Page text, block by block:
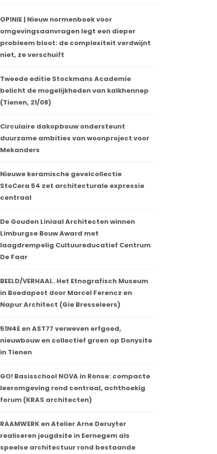
OPINIE | Nieuw normenboek voor
omgevingsaanvragen legt een dieper
probleem bloot: de complexiteit verdwijnt
niet, ze verschuift
Tweede editie Stockmans Academie
belicht de mogelijkheden van kalkhennep
(Tienen, 21/08)
Circulaire dakopbouw ondersteunt
duurzame ambities van woonproject voor
Mekanders
Nieuwe keramische gevelcollectie
StoCera 54 zet architecturale expressie
centraal
De Gouden Liniaal Architecten winnen
Limburgse Bouw Award met
laagdrempelig Cultuureducatief Centrum
De Faar
BEELD/VERHAAL. Het Etnografisch Museum
in Boedapest door Marcel Ferencz en
Napur Architect (Gie Bresseleers)
51N4E en AST77 verweven erfgoed,
nieuwbouw en collectief groen op Donysite
in Tienen
GO! Basisschool NOVA in Ronse: compacte
leeromgeving rond centraal, achthoekig
forum (KRAS architecten)
RAAMWERK en Atelier Arne Deruyter
realiseren jeugdsite in Eernegem als
speelse architectuur rond bestaande